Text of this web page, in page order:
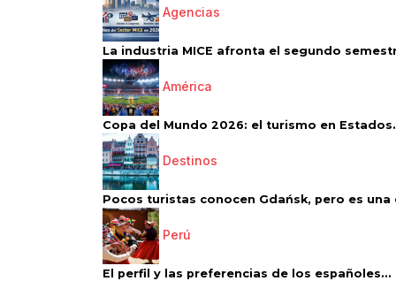
Agencias
La industria MICE afronta el segundo
América
Copa del Mundo 2026: el turismo en
Destinos
Pocos turistas conocen Gdańsk, pero es una
Perú
El perfil y las preferencias de los españoles...